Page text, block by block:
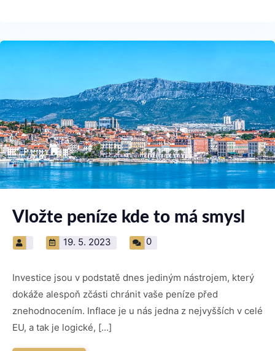
Vložte peníze kde to má smysl
19. 5. 2023 0
Investice jsou v podstatě dnes jediným nástrojem, který
dokáže alespoň zčásti chránit vaše peníze před
znehodnocením. Inflace je u nás jedna z nejvyšších v celé
EU, a tak je logické, […]